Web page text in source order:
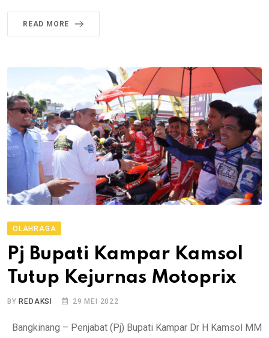
READ MORE
OLAHRAGA
Pj Bupati Kampar Kamsol
Tutup Kejurnas Motoprix
BY REDAKSI 29 MEI 2022
Bangkinang – Penjabat (Pj) Bupati Kampar Dr H Kamsol MM